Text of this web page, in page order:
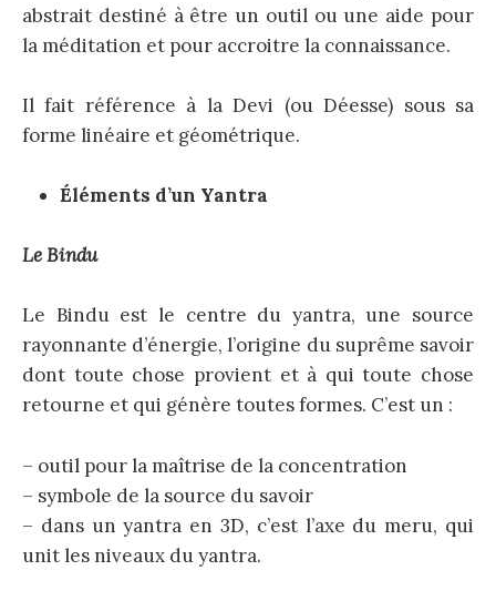
abstrait destiné à être un outil ou une aide pour
la méditation et pour accroitre la connaissance.
Il fait référence à la Devi (ou Déesse) sous sa
forme linéaire et géométrique.
Éléments d’un Yantra
Le Bindu
Le Bindu est le centre du yantra, une source
rayonnante d’énergie, l’origine du suprême savoir
dont toute chose provient et à qui toute chose
retourne et qui génère toutes formes. C’est un :
– outil pour la maîtrise de la concentration
– symbole de la source du savoir
– dans un yantra en 3D, c’est l’axe du meru, qui
unit les niveaux du yantra.